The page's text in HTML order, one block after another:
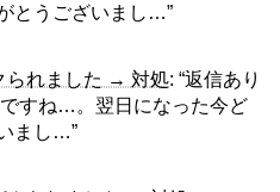
とうございまし…”
られました → 対処: “返信あり
すね…。翌日になった今ど
まし…”